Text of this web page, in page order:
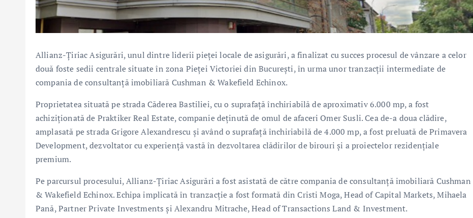
Allianz-Țiriac Asigurări, unul dintre liderii pieței locale de asigurări, a finalizat cu succes procesul de vânzare a celor
două foste sedii centrale situate în zona Pieței Victoriei din București, în urma unor tranzacții intermediate de
compania de consultanță imobiliară Cushman & Wakefield Echinox.
Proprietatea situată pe strada Căderea Bastiliei, cu o suprafață închiriabilă de aproximativ 6.000 mp, a fost
achiziționată de Praktiker Real Estate, companie deținută de omul de afaceri Omer Susli. Cea de-a doua clădire,
amplasată pe strada Grigore Alexandrescu și având o suprafață închiriabilă de 4.000 mp, a fost preluată de Primavera
Development, dezvoltator cu experiență vastă în dezvoltarea clădirilor de birouri și a proiectelor rezidențiale
premium.
Pe parcursul procesului, Allianz-Țiriac Asigurări a fost asistată de către compania de consultanță imobiliară Cushman
& Wakefield Echinox. Echipa implicată în tranzacție a fost formată din Cristi Moga, Head of Capital Markets, Mihaela
Pană, Partner Private Investments și Alexandru Mitrache, Head of Transactions Land & Investment.